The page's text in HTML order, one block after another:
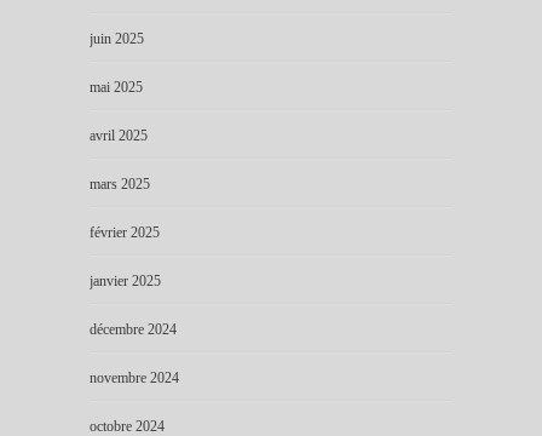
juin 2025
mai 2025
avril 2025
mars 2025
février 2025
janvier 2025
décembre 2024
novembre 2024
octobre 2024